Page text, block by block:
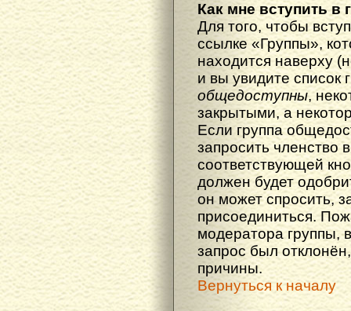
Как мне вступить в
Для того, чтобы
ссылке «Группы»,
находится наверху
и вы увидите список
общедоступны,
закрытыми, а
Если группа
запросить членство
соответствующей
должен будет
он может спросить,
присоединиться.
модератора группы,
запрос был
причины.
Вернуться к началу